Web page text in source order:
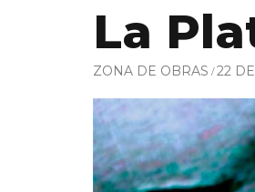
La
ZONA DE OBRAS 22